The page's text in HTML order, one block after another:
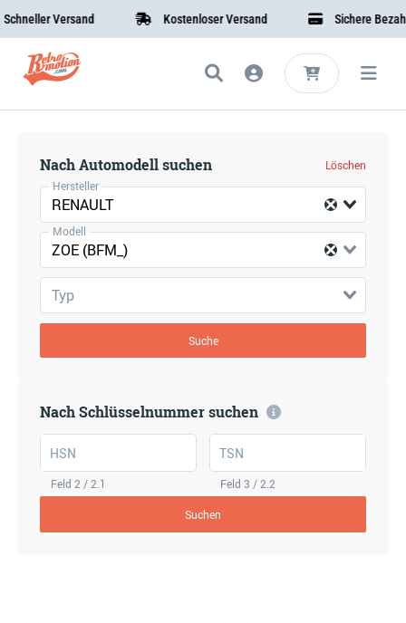
Versand Kostenloser Versand Sichere
Nach Automodell suchen
Löschen
Hersteller
RENAULT
Modell
ZOE (BFM_)
Typ
Suche
Nach Schlüsselnummer suchen
HSN
Feld 2 / 2.1
TSN
Feld 3 / 2.2
Suchen